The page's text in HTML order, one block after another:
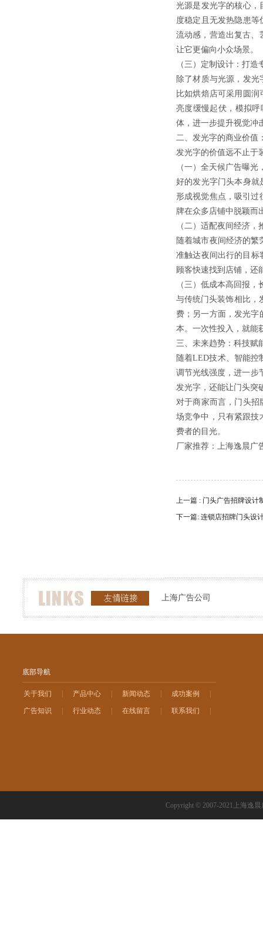
光源是发光字的核心，
度稳定且无发热隐患
流动感，营造出复古、
让它更偏向小众场景。
（三）定制设计：打造
除了材质与光源，发
比如烘焙店可采用圆
亮度缓慢起伏，模拟
体，进一步提升视觉冲
二、发光字的商业价值
发光字的价值远不止于
（一）全天候广告曝
好的发光字门头本身就
形成视觉焦点，吸引过
牌在众多店铺中脱颖而
（二）适配夜间经济，
随着城市夜间经济的
准触达夜间出行的目
顾客快速找到店铺，还
（三）低成本高回报，
与传统门头装饰相比，
费；另一方面，发光字
本。一次性投入，就能
三、未来趋势：科技赋
随着LED技术、智能
调节光线强度，进一步
发光字，还能让门头突
对于商家而言，门头招
场竞争中，只有紧跟技
费者的目光。
厂家推荐：上海逸晨广
上一篇 : 门头广告招牌设计
下一篇: 连锁店招牌门头设
上海广告公司
底部导航
关于我们 | 产品中心 | 新闻动态 | 成功案例 |
广告知识 | 行业动态 | 在线留言 | 联系我们 |
Copyright © 2007-2021上海逸